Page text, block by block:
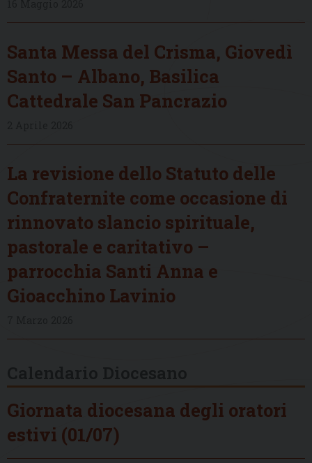
Santa Messa del Crisma, Giovedì
Santo – Albano, Basilica
Cattedrale San Pancrazio
La revisione dello Statuto delle
Confraternite come occasione di
rinnovato slancio spirituale,
pastorale e caritativo –
parrocchia Santi Anna e
Gioacchino Lavinio
Giornata diocesana degli oratori
estivi (01/07)